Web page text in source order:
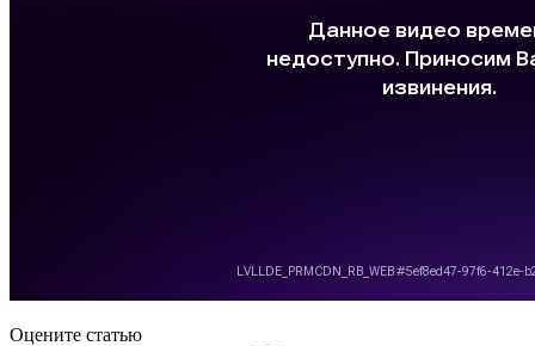
Оцените статью